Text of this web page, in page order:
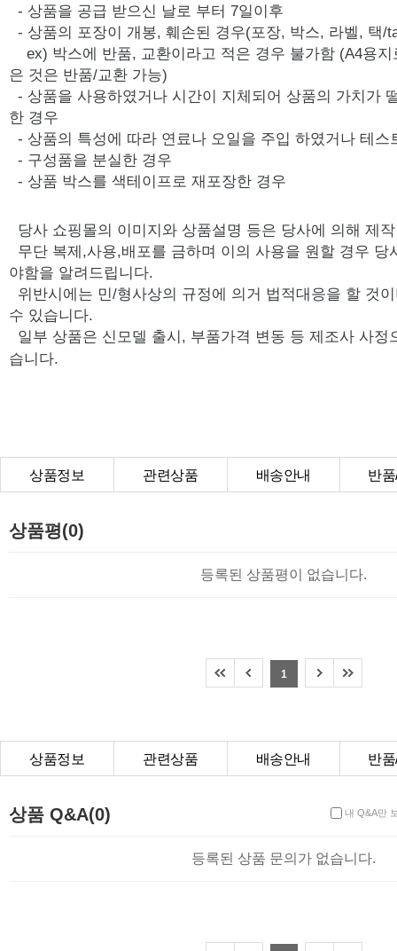
- 상품을 공급 받으신 날로 부터 7일이후
- 상품의 포장이 개봉, 훼손된 경우(포장, 박스, 라벨, 택/
ex) 박스에 반품, 교환이라고 적은 경우 불가함 (A4용지
은 것은 반품/교환 가능)
- 상품을 사용하였거나 시간이 지체되어 상품의 가치가
한 경우
- 상품의 특성에 따라 연료나 오일을 주입 하였거나 테스
- 구성품을 분실한 경우
- 상품 박스를 색테이프로 재포장한 경우
당사 쇼핑몰의 이미지와 상품설명 등은 당사에 의해 제
무단 복제,사용,배포를 금하며 이의 사용을 원할 경우 당
야함을 알려드립니다.
위반시에는 민/형사상의 규정에 의거 법적대응을 할 것
수 있습니다.
일부 상품은 신모델 출시, 부품가격 변동 등 제조사 사정
습니다.
상품정보 관련상품 배송안내 반
상품평(0)
등록된 상품평이 없습니다.
1
상품정보 관련상품 배송안내 반
상품 Q&A(0) 내 Q&A만
등록된 상품 문의가 없습니다.